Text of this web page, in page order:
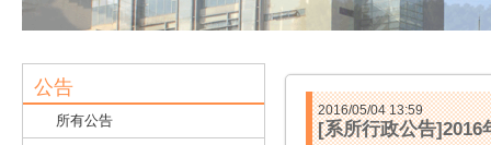
公告
所有公告
2016/05/04 13:59
[系所行政公告]2016